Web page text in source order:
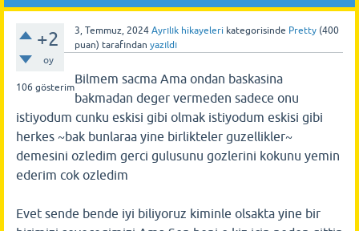
+2
oy
106 gösterim
3, Temmuz, 2024 Ayrılık hikayeleri kategorisinde Pretty (400
puan) tarafından yazıldı
Bilmem sacma Ama ondan baskasina
bakmadan deger vermeden sadece onu
istiyodum cunku eskisi gibi olmak istiyodum eskisi gibi
herkes ~bak bunlaraa yine birlikteler guzellikler~
demesini ozledim gerci gulusunu gozlerini kokunu yemin
ederim cok ozledim
Evet sende bende iyi biliyoruz kiminle olsakta yine bir